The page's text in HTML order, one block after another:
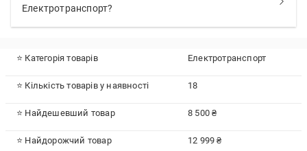
Електротранспорт?
⭐ Категорія товарів Електротранспорт
⭐ Кількість товарів у наявності 18
⭐ Найдешевший товар 8 500 ₴
⭐ Найдорожчий товар 12 999 ₴